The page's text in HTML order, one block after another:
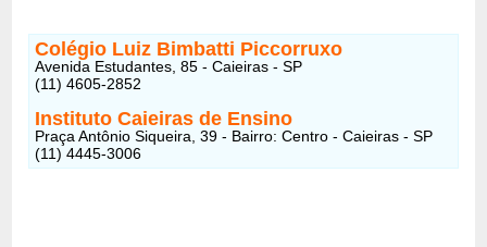
Colégio Luiz Bimbatti Piccorruxo
Avenida Estudantes, 85 - Caieiras - SP
(11) 4605-2852
Instituto Caieiras de Ensino
Praça Antônio Siqueira, 39 - Bairro: Centro - Caieiras - SP
(11) 4445-3006